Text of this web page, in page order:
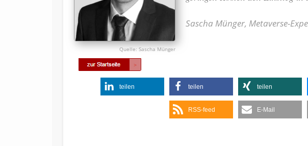
Sascha Münger
Sascha Münger, Metaverse-
teilen teilen teilen
RSS-feed E-Mail